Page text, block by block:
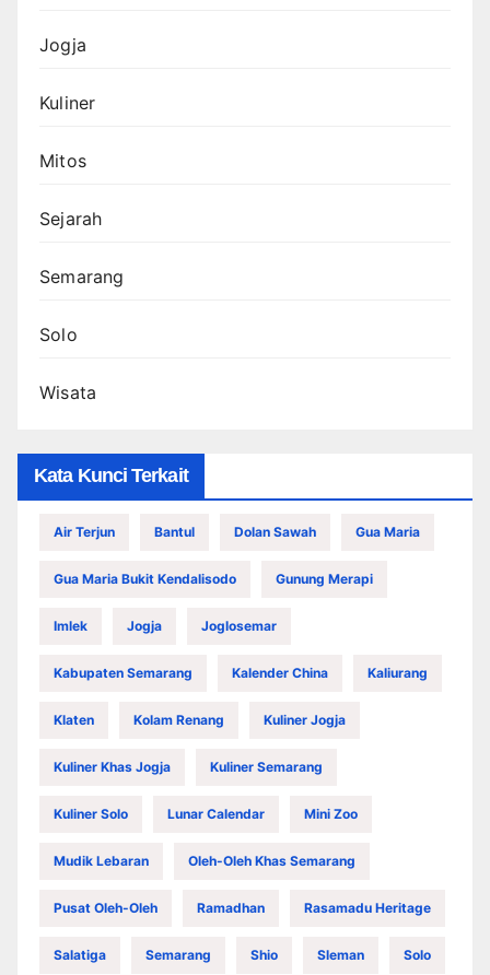
Jogja
Kuliner
Mitos
Sejarah
Semarang
Solo
Wisata
Kata Kunci Terkait
Air Terjun Bantul Dolan Sawah Gua Maria
Gua Maria Bukit Kendalisodo Gunung Merapi
Imlek Jogja Joglosemar
Kabupaten Semarang Kalender China Kaliurang
Klaten Kolam Renang Kuliner Jogja
Kuliner Khas Jogja Kuliner Semarang
Kuliner Solo Lunar Calendar Mini Zoo
Mudik Lebaran Oleh-Oleh Khas Semarang
Pusat Oleh-Oleh Ramadhan Rasamadu Heritage
Salatiga Semarang Shio Sleman Solo